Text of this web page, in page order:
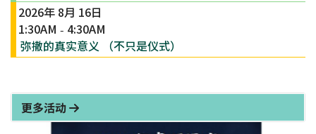
2026年 8月 16日
1:30AM - 4:30AM
弥撒的真实意义 （不只是仪式）
更多活动